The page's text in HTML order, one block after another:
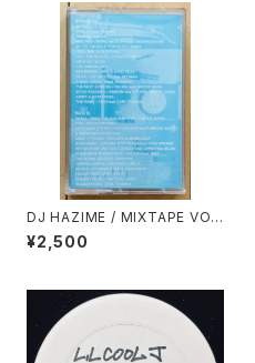
DJ HAZIME / MIXTAPE VO
L.7
¥2,500